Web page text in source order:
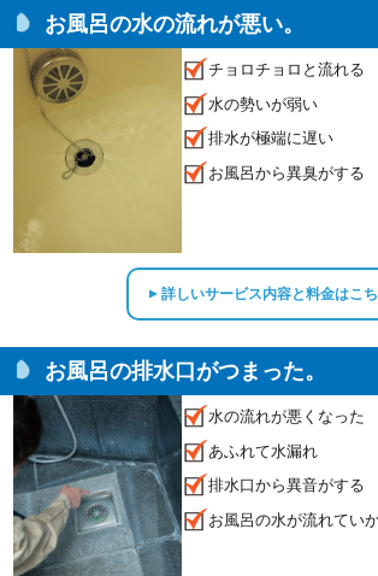
お風呂の水の流れが悪い。
チョロチョロと流れる
水の勢いが弱い
排水が極端に遅い
お風呂から異臭がする
▲詳しいサービス内容と料金はこ
お風呂の排水口がつまった。
水の流れが悪くなった
あふれて水漏れ
排水口から異音がする
お風呂の水が流れてい